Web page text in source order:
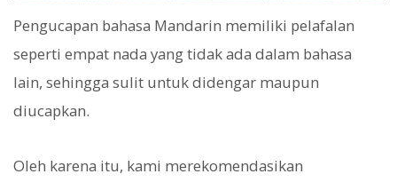
Pengucapan bahasa Mandarin memiliki pelafalan
seperti empat nada yang tidak ada dalam bahasa
lain, sehingga sulit untuk didengar maupun
diucapkan.
Oleh karena itu, kami merekomendasikan